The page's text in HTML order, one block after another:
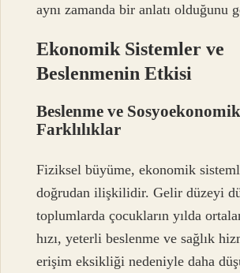
aynı zamanda bir anlatı olduğunu
Ekonomik Sistemler ve
Beslenmenin Etkisi
Beslenme ve Sosyoekonomik
Farklılıklar
Fiziksel büyüme, ekonomik
doğrudan ilişkilidir. Gelir düzeyi
toplumlarda çocukların yılda
hızı, yeterli beslenme ve sağlık
erişim eksikliği nedeniyle daha